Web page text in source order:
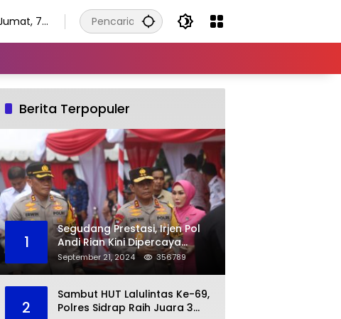
7
Berita Terpopuler
1
Segudang Prestasi, Irjen Pol
Andi Rian Kini Dipercaya
Jabat Kapolda Ketiga Kalinya
September 21, 2024 356789
2
Sambut HUT Lalulintas Ke-69,
Polres Sidrap Raih Juara 3